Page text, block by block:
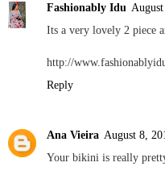
Fashionably Idu
Its a very lovely 2 piece
http://
Reply
Ana Vieira August 8,
Your bikini is really